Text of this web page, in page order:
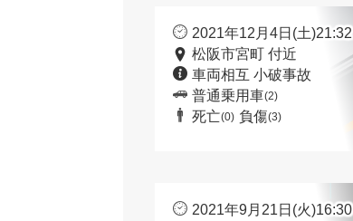
2021年12月4日(土)21:32
松阪市宮町 付近
車両相互 小破事故
普通乗用車(2)
死亡(0) 負傷(3)
2021年9月21日(火)16:30